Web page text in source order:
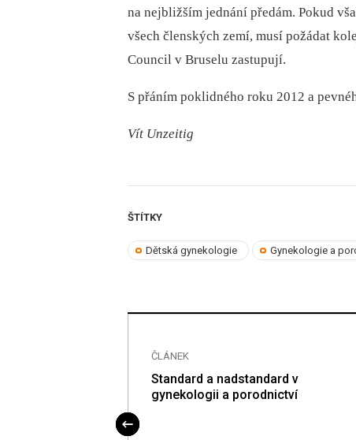
na nejbližším jednání předám. Pokud
všech členských zemí, musí požádat
Council v Bruselu zastupují.
S přáním poklidného roku 2012 a
Vít Unzeitig
ŠTÍTKY
Dětská gynekologie Gynekologie a
ČLÁNEK
Standard a nadstandard v
gynekologii a porodnictví